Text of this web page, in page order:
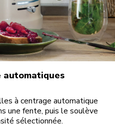
automatiques
à centrage automatique
une fente, puis le soulève
sélectionnée.